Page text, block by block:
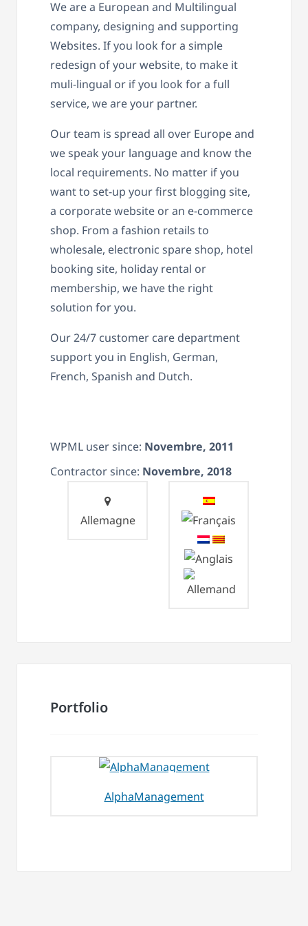
We are a European and Multilingual
company, designing and supporting
Websites. If you look for a simple
redesign of your website, to make it
muli-lingual or if you look for a full
service, we are your partner.
Our team is spread all over Europe and
we speak your language and know the
local requirements. No matter if you
want to set-up your first blogging site,
a corporate website or an e-commerce
shop. From a fashion retails to
wholesale, electronic spare shop, hotel
booking site, holiday rental or
membership, we have the right
solution for you.
Our 24/7 customer care department
support you in English, German,
French, Spanish and Dutch.
WPML user since: Novembre, 2011
Contractor since: Novembre, 2018
Allemagne
Portfolio
AlphaManagement